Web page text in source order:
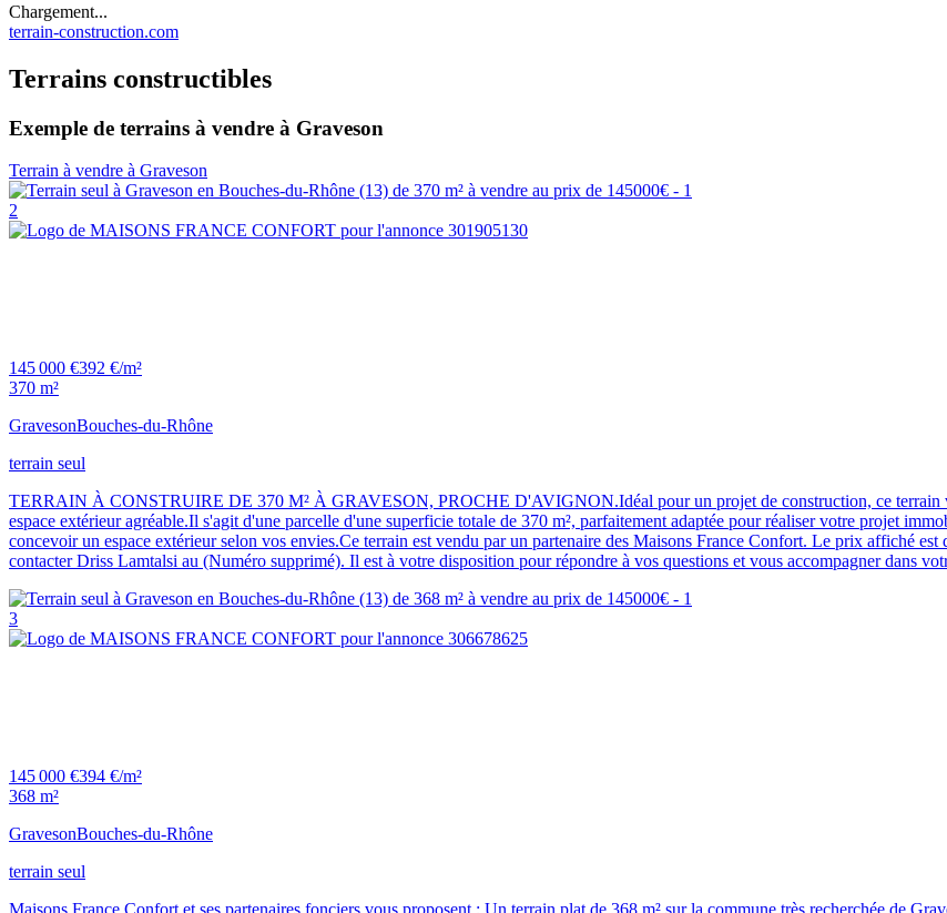
Chargement...
terrain-construction.com
Terrains constructibles
Exemple de terrains à vendre à Graveson
Terrain à vendre à Graveson
2
145 000 €392 €/m²
370 m²
GravesonBouches-du-Rhône
terrain seul
TERRAIN À CONSTRUIRE DE 370 M² À GRAVESON, PROCHE D'AVIGNON.Idéal pour un projet de construction, ce terrain
espace extérieur agréable.Il s'agit d'une parcelle d'une superficie totale de 370 m², parfaitement adaptée pour réaliser votre projet
concevoir un espace extérieur selon vos envies.Ce terrain est vendu par un partenaire des Maisons France Confort. Le prix affiché
contacter Driss Lamtalsi au (Numéro supprimé). Il est à votre disposition pour répondre à vos questions et vous accompagner dans
3
145 000 €394 €/m²
368 m²
GravesonBouches-du-Rhône
terrain seul